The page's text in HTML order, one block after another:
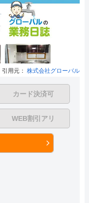
引用元： 株式会社グローバル
カード決済可
WEB割引アリ